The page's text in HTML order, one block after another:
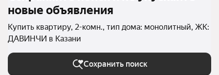
новые объявления
Купить квартиру, 2-комн., тип дома: монолитный, ЖК:
ДАВИНЧИ в Казани
Сохранить поиск